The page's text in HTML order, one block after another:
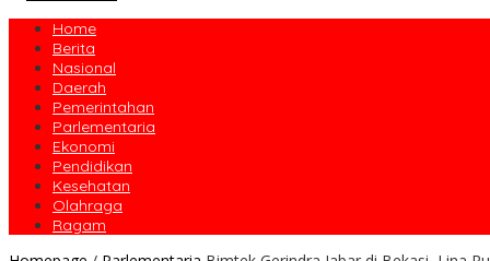
Home
Berita
Nasional
Daerah
Pemerintahan
Parlementaria
Ekonomi
Pendidikan
Kesehatan
Olahraga
Ragam